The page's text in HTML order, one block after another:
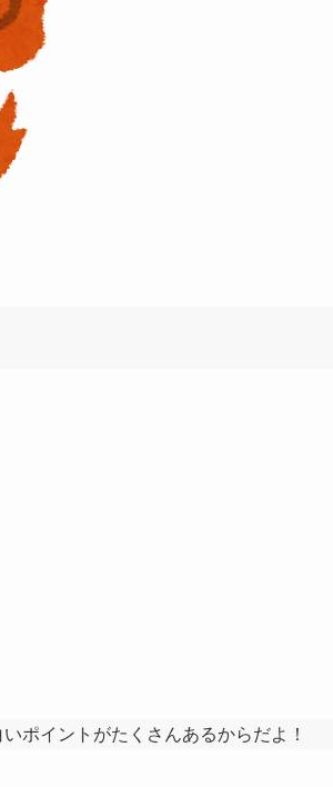
ポイントがたくさんあるからだよ！